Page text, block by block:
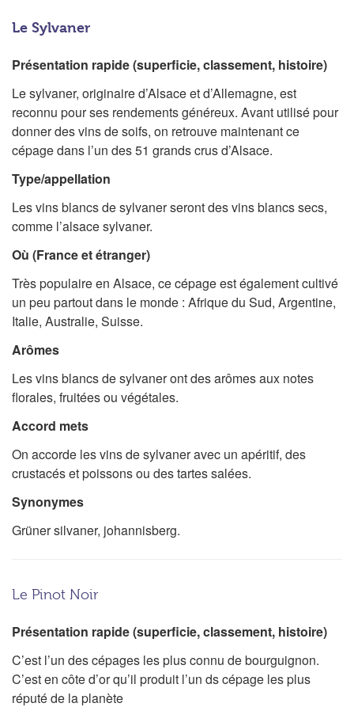
Le Sylvaner
Présentation rapide (superficie, classement, histoire)
Le sylvaner, originaire d’Alsace et d’Allemagne, est
reconnu pour ses rendements généreux. Avant utilisé pour
donner des vins de soifs, on retrouve maintenant ce
cépage dans l’un des 51 grands crus d’Alsace.
Type/appellation
Les vins blancs de sylvaner seront des vins blancs secs,
comme l’alsace sylvaner.
Où (France et étranger)
Très populaire en Alsace, ce cépage est également cultivé
un peu partout dans le monde : Afrique du Sud, Argentine,
Italie, Australie, Suisse.
Arômes
Les vins blancs de sylvaner ont des arômes aux notes
florales, fruitées ou végétales.
Accord mets
On accorde les vins de sylvaner avec un apéritif, des
crustacés et poissons ou des tartes salées.
Synonymes
Grüner silvaner, johannisberg.
Le Pinot Noir
Présentation rapide (superficie, classement, histoire)
C’est l’un des cépages les plus connu de bourguignon.
C’est en côte d’or qu’il produit l’un ds cépage les plus
réputé de la planète